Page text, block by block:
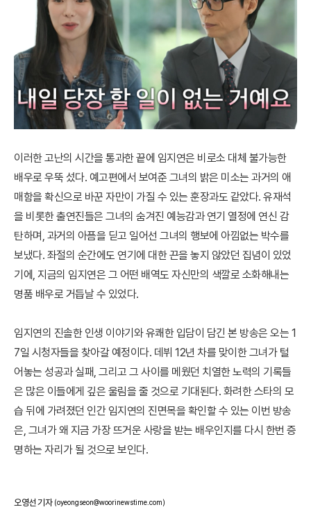
이러한 고난의 시간을 통과한 끝에 임지연은 비로소 대체 불가능한
배우로 우뚝 섰다. 예고편에서 보여준 그녀의 밝은 미소는 과거의 애
매함을 확신으로 바꾼 자만이 가질 수 있는 훈장과도 같았다. 유재석
을 비롯한 출연진들은 그녀의 숨겨진 예능감과 연기 열정에 연신 감
탄하며, 과거의 아픔을 딛고 일어선 그녀의 행보에 아낌없는 박수를
보냈다. 좌절의 순간에도 연기에 대한 끈을 놓지 않았던 집념이 있었
기에, 지금의 임지연은 그 어떤 배역도 자신만의 색깔로 소화해내는
명품 배우로 거듭날 수 있었다.
임지연의 진솔한 인생 이야기와 유쾌한 입담이 담긴 본 방송은 오는 1
7일 시청자들을 찾아갈 예정이다. 데뷔 12년 차를 맞이한 그녀가 털
어놓는 성공과 실패, 그리고 그 사이를 메웠던 치열한 노력의 기록들
은 많은 이들에게 깊은 울림을 줄 것으로 기대된다. 화려한 스타의 모
습 뒤에 가려졌던 인간 임지연의 진면목을 확인할 수 있는 이번 방송
은, 그녀가 왜 지금 가장 뜨거운 사랑을 받는 배우인지를 다시 한번 증
명하는 자리가 될 것으로 보인다.
오영선 기자 (oyeongseon@woorinewstime.com)